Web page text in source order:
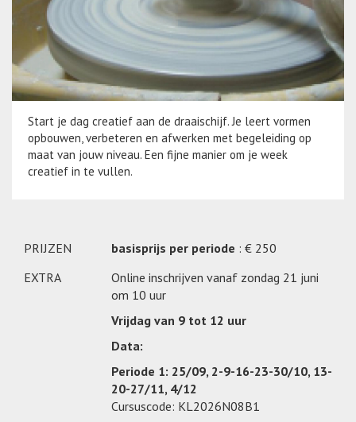
Start je dag creatief aan de draaischijf. Je leert vormen
opbouwen, verbeteren en afwerken met begeleiding op
maat van jouw niveau. Een fijne manier om je week
creatief in te vullen.
PRIJZEN basisprijs per periode : € 250
EXTRA
Online inschrijven vanaf zondag 21 juni
om 10 uur
Vrijdag van 9 tot 12 uur
Data:
Periode 1: 25/09, 2-9-16-23-30/10, 13-
20-27/11, 4/12
Cursuscode: KL2026N08B1